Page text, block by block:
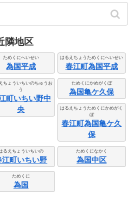
隣地区
ためくにへいせい
為国平成
はるえちょうためくにへいせい
春江町為国平成
ちょういちいのちゅうお
う
町いちい野中
央
ためくにかめがくぼ
為国亀ケ久保
はるえちょうためくにかめがく
ぼ
春江町為国亀ケ久
保
るえちょういちいの
江町いちい野
ためくになかく
為国中区
ためくに
為国